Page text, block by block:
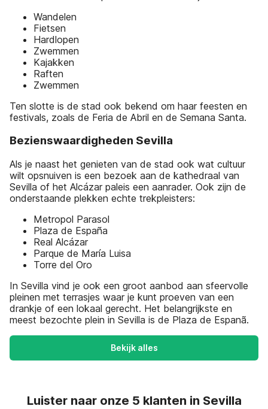
Wandelen
Fietsen
Hardlopen
Zwemmen
Kajakken
Raften
Zwemmen
Ten slotte is de stad ook bekend om haar feesten en
festivals, zoals de Feria de Abril en de Semana Santa.
Bezienswaardigheden Sevilla
Als je naast het genieten van de stad ook wat cultuur
wilt opsnuiven is een bezoek aan de kathedraal van
Sevilla of het Alcázar paleis een aanrader. Ook zijn de
onderstaande plekken echte trekpleisters:
Metropol Parasol
Plaza de España
Real Alcázar
Parque de María Luisa
Torre del Oro
In Sevilla vind je ook een groot aanbod aan sfeervolle
pleinen met terrasjes waar je kunt proeven van een
drankje of een lokaal gerecht. Het belangrijkste en
meest bezochte plein in Sevilla is de Plaza de Espanã.
Bekijk alles
Luister naar onze 5 klanten in Sevilla